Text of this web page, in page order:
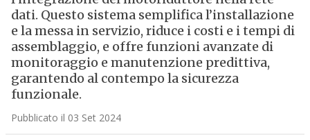
dati. Questo sistema semplifica l’installazione
e la messa in servizio, riduce i costi e i tempi di
assemblaggio, e offre funzioni avanzate di
monitoraggio e manutenzione predittiva,
garantendo al contempo la sicurezza
funzionale.
Pubblicato il 03 Set 2024